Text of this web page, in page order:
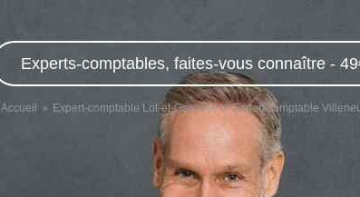
Experts-comptables, faites-vous connaître -
Accueil Expert-comptable Lot-et-Garonne Expert comptable